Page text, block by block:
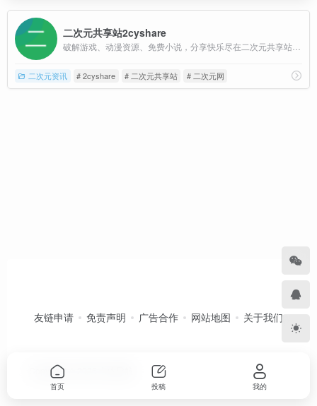
二次元共享站2cyshare
二次元资讯 # 2cyshare # 二次元共享站 # 二次元网
友链申请 免责声明 广告合作 网站地图 关于我们
Copyright © 2026
首页 投稿 我的